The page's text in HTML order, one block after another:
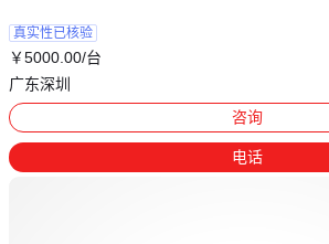
真实性已核验
￥5000.00/台
广东深圳
咨询
电话